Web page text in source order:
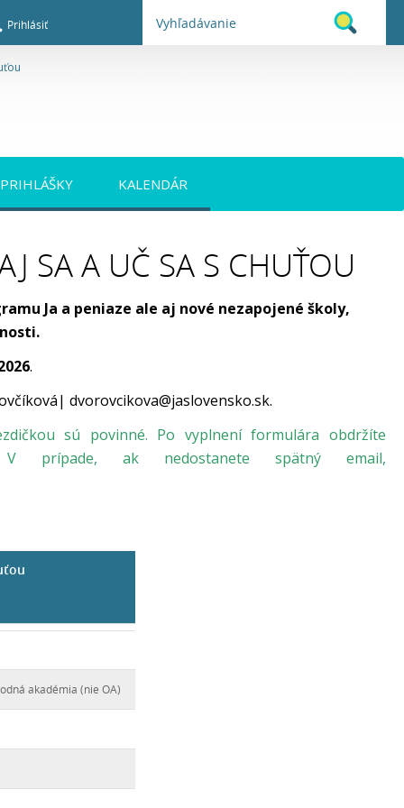
Prihlásiť
PRIHLÁŠKY KALENDÁR
SA A UČ SA S CHUŤOU
Ja a peniaze ale aj nové nezapojené školy,
.
dvorovcikova@jaslovensko.sk.
sú povinné. Po vyplnení formulára obdržíte
prípade, ak nedostanete spätný email,
akadémia (nie OA)